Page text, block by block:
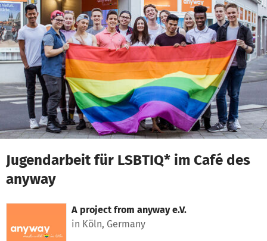
Skip to main content
Show accessibility statement
Jugendarbeit für LSBTIQ* im Café des
anyway
A project from anyway e.V.
in Köln, Germany